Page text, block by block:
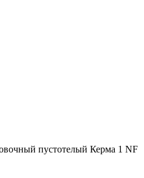
пустотелый Керма 1 NF